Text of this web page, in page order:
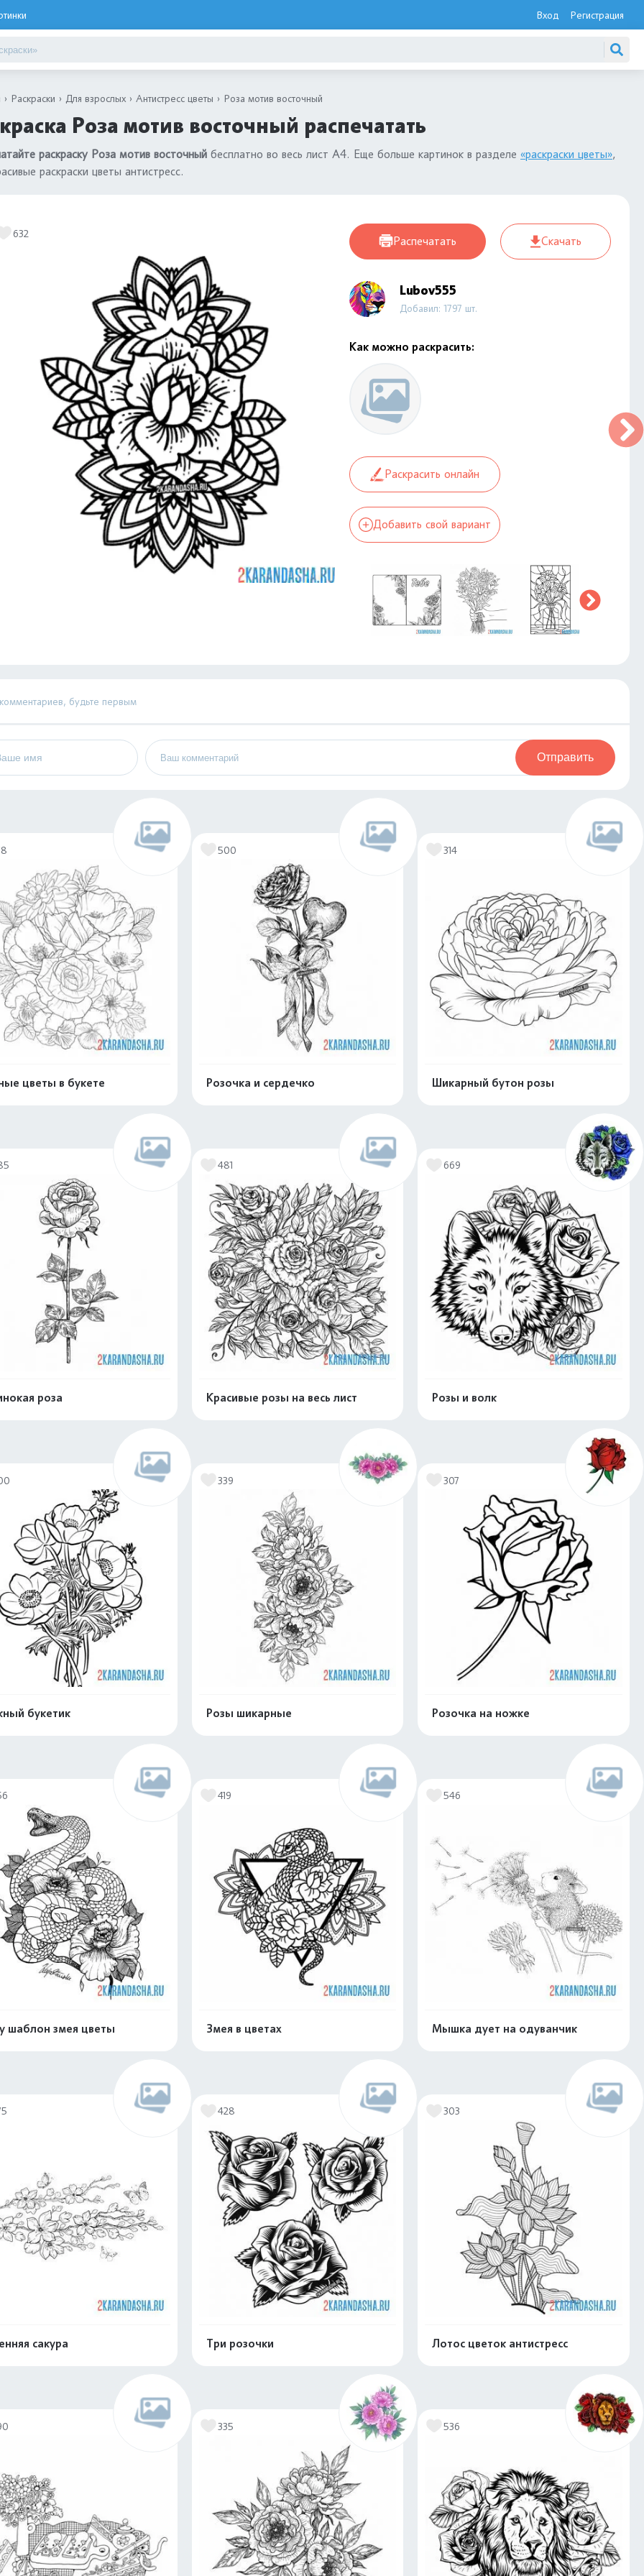
Вход Регистрация
Раскраски Для взрослых Антистресс цветы Роза мотив восточный
Роза мотив восточный распечатать
раскраску Роза мотив восточный бесплатно во весь лист А4. Еще больше картинок в разделе «раскраски цветы»,
раскраски цветы антистресс.
632
Распечатать Скачать
Lubov555
Добавил: 1797 шт.
Как можно раскрасить:
Раскрасить онлайн
Добавить свой вариант
будьте первым
Отправить
цветы в букете
500
Розочка и сердечко
314
Шикарный бутон розы
роза
481
Красивые розы на весь лист
669
Розы и волк
букетик
339
Розы шикарные
307
Розочка на ножке
шаблон змея цветы
419
Змея в цветах
546
Мышка дует на одуванчик
сакура
428
Три розочки
303
Лотос цветок антистресс
Распечатать и скачать
335 536